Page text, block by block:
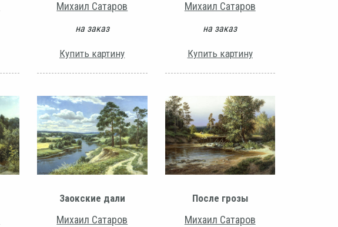
Михаил Сатаров
на заказ
Купить картину
Михаил Сатаров
на заказ
Купить картину
Заокские дали
Михаил Сатаров
После грозы
Михаил Сатаров